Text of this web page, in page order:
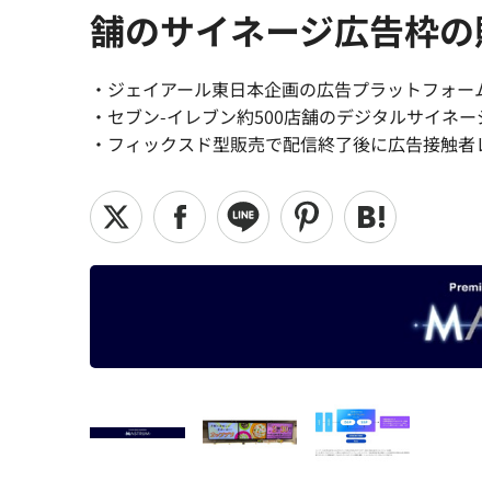
舗のサイネージ広告枠
・ジェイアール東日本企画の広告プラットフォ
・セブン-イレブン約500店舗のデジタルサイネ
・フィックスド型販売で配信終了後に広告接触